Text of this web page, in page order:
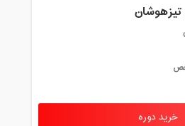
خرید دوره